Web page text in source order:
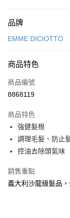
信用卡一次付款
LINE Pay
Apple Pay
悠遊付
全盈+PAY
AFTEE先享後付
相關說明
AFTEE先享後付是「
品牌
EMME DICIOTTO
商品特色
商品編號
8868119
商品特色
強健髮根
調理毛髮、防止
控油去除頭氣味
銷售重點
義大利沙龍級髮品